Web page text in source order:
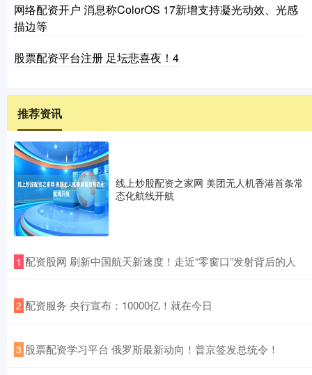
网络配资开户 消息称ColorOS 17新增支持凝光动效、光感
描边等
股票配资平台注册 足坛悲喜夜！4
推荐资讯
线上炒股配资之家网 美团无人机香港首条常
态化航线开航
1 ​配资股网 刷新中国航天新速度！走近“零窗口”发射背后的人
2 ​配资服务 央行宣布：10000亿！就在今日
3 ​股票配资学习平台 俄罗斯最新动向！普京签发总统令！